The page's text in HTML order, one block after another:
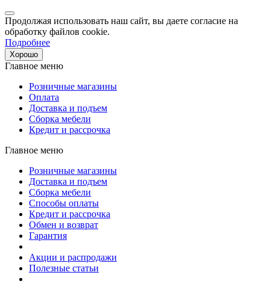
Продолжая использовать наш сайт, вы даете согласие на
обработку файлов cookie.
Подробнее
Хорошо
Главное меню
Розничные магазины
Оплата
Доставка и подъем
Сборка мебели
Кредит и рассрочка
Главное меню
Розничные магазины
Доставка и подъем
Сборка мебели
Способы оплаты
Кредит и рассрочка
Обмен и возврат
Гарантия
Акции и распродажи
Полезные статьи